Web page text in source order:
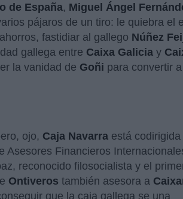
de España, Miguel Ángel
pájaros de un tiro: le quiebra el
fastidiar al gallego Núñez
gallega entre Caixa Galicia y
la vanidad de Goñi para convertir
ojo, Caja Navarra está codirigida
Financieros
reconocido filosocialista y el
Ontiveros también asesora a
que la caja gallega se una